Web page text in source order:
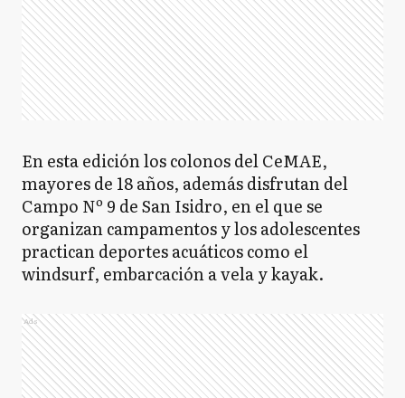
En esta edición los colonos del CeMAE,
mayores de 18 años, además disfrutan del
Campo Nº 9 de San Isidro, en el que se
organizan campamentos y los adolescentes
practican deportes acuáticos como el
windsurf, embarcación a vela y kayak.
Ads